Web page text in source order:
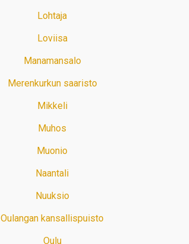
Lohtaja
Loviisa
Manamansalo
Merenkurkun saaristo
Mikkeli
Muhos
Muonio
Naantali
Nuuksio
Oulangan kansallispuisto
Oulu